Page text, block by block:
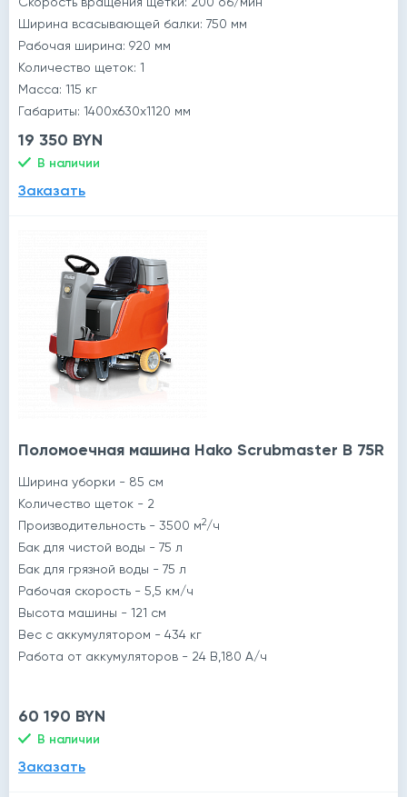
Ширина всасывающей балки: 750 мм
Рабочая ширина: 920 мм
Количество щеток: 1
Масса: 115 кг
Габариты: 1400x630x1120 мм
19 350 BYN
В наличии
Заказать
Поломоечная машина Hako Scrubmaster B 75R
Ширина уборки - 85 см
Количество щеток - 2
Производительность - 3500 м2/ч
Бак для чистой воды - 75 л
Бак для грязной воды - 75 л
Рабочая скорость - 5,5 км/ч
Высота машины - 121 см
Вес с аккумулятором - 434 кг
Работа от аккумуляторов - 24 В,180 А/ч
60 190 BYN
В наличии
Заказать